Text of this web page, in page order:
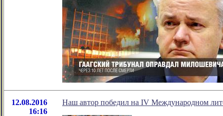
12.08.2016
16:16
Наш автор победил на IV Международном